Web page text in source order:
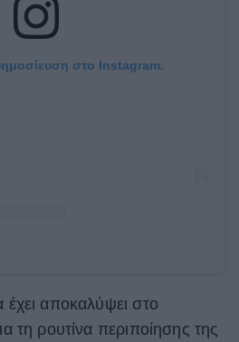
στο Instagram.
αποκαλύψει στο
τη ρουτίνα περιποίησης της